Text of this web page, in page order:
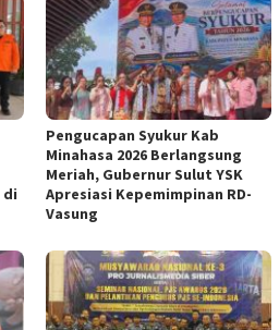
di
Pengucapan Syukur Kab
Minahasa 2026 Berlangsung
Meriah, Gubernur Sulut YSK
Apresiasi Kepemimpinan RD-
Vasung